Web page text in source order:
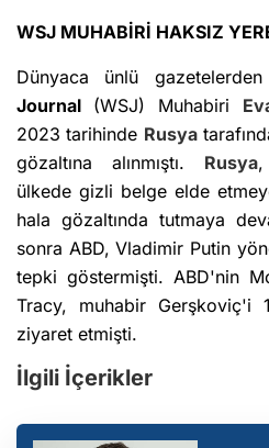
WSJ MUHABİRİ HAKSIZ
Dünyaca ünlü
Journal (WSJ) Muhabiri
2023 tarihinde Rusya
gözaltına alınmıştı. Rusya,
ülkede gizli belge elde
hala gözaltında tutmaya
sonra ABD, Vladimir Putin
tepki göstermişti. ABD'nin
Tracy, muhabir Gerşkoviç'i
ziyaret etmişti.
İlgili İçerikler